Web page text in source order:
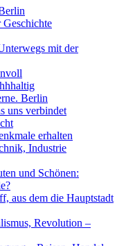
Geschichte
mit der
Berlin
uns verbindet
erhalten
Industrie
und Schönen:
aus dem die Hauptstadt
Revolution –